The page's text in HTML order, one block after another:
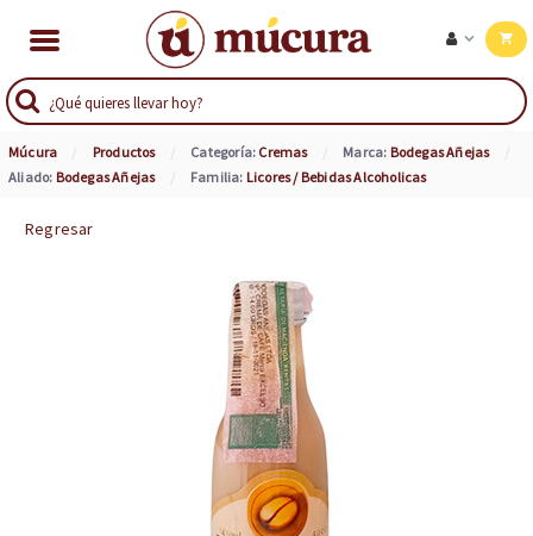
Múcura Productos Categoría: Cremas Marca: Bodegas Añejas
Aliado: Bodegas Añejas Familia: Licores / Bebidas Alcoholicas
Regresar